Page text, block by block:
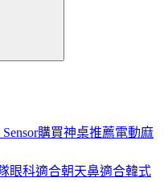
購買神桌推薦電動麻
眼科適合朝天鼻適合韓式